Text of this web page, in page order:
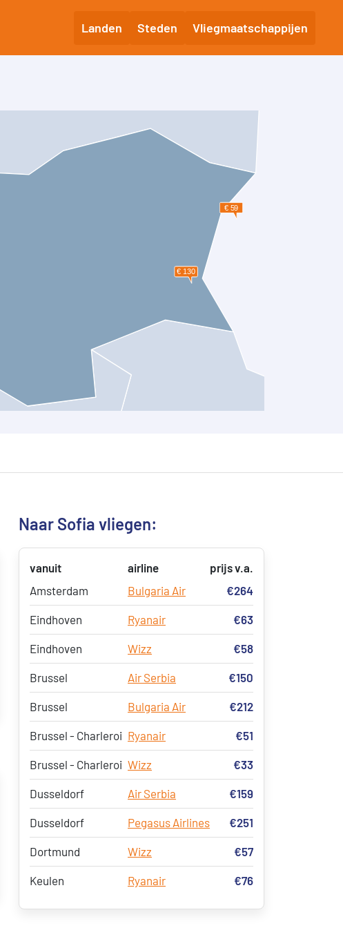
Landen Steden Vliegmaatschappijen
Naar Sofia vliegen:
vanuit airline
prijs v.a.
Amsterdam
Bulgaria Air €264
Eindhoven Ryanair €63
Eindhoven Wizz €58
Brussel Air Serbia €150
Brussel Bulgaria Air €212
Brussel - Charleroi Ryanair €51
Brussel - Charleroi Wizz €33
Dusseldorf Air Serbia €159
Dusseldorf Pegasus Airlines €251
Dortmund Wizz €57
Keulen Ryanair €76